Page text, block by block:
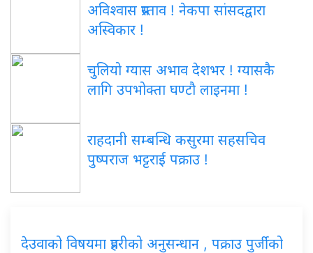
अविश्वास प्रस्ताव ! नेकपा सांसदद्वारा
अस्विकार !
चुलियो ग्यास अभाव देशभर ! ग्यासकै
लागि उपभोक्ता घण्टौ लाइनमा !
राहदानी सम्बन्धि कसुरमा सहसचिव
पुष्पराज भट्टराई पक्राउ !
देउवाको विषयमा प्रहरीको अनुसन्धान , पक्राउ पुर्जीको